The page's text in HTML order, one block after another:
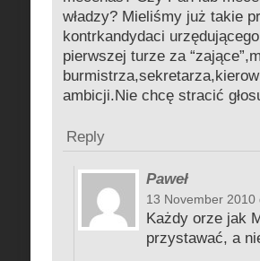
władzy? Mieliśmy już takie
kontrkandydaci
pierwszej turze za
ambicji.Nie chcę stracić
Reply
Paweł
13 November 2010
Każdy orze jak
przystawać, a